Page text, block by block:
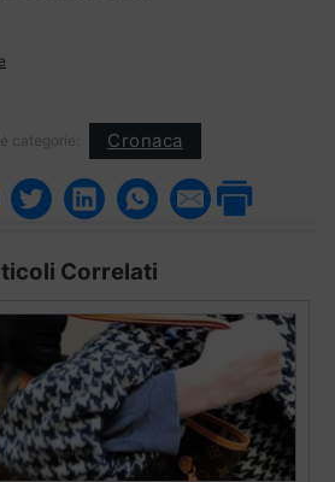
categorie: Cronaca
Correlati